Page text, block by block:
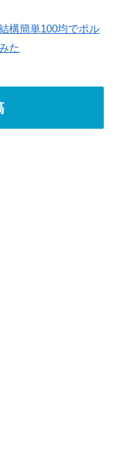
構簡単100均でポル
た